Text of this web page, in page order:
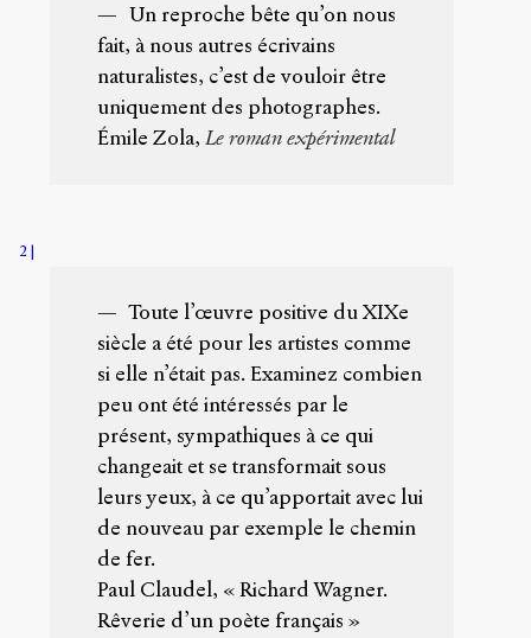
Copier la
référence
Chicago
référence
Bibtex
Creative
Commons
Attribution-
NonCommercial-
ShareAlike 4.0
International
Un reproche bête qu’on nous
fait, à nous autres écrivains
naturalistes, c’est de vouloir être
uniquement des photographes.
Émile Zola,Le roman expérimental
2
Toute l’œuvre positive du XIXe
siècle a été pour les artistes comme
si elle n’était pas. Examinez combien
peu ont été intéressés par le
présent, sympathiques à ce qui
changeait et se transformait sous
leurs yeux, à ce qu’apportait avec lui
de nouveau par exemple le chemin
de fer.
Paul Claudel, « Richard Wagner.
Rêverie d’un poète français »